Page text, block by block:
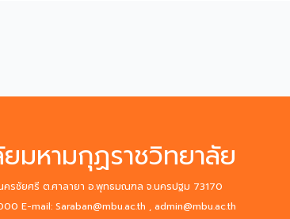
มหามกุฏราชวิทยาลัย
ครชัยศรี ต.ศาลายา อ.พุทธมณฑล จ.นครปฐม 73170
E-mail: Saraban@mbu.ac.th , admin@mbu.ac.th